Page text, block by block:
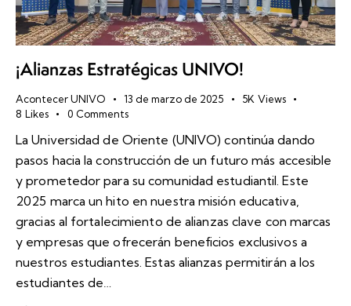
¡Alianzas Estratégicas UNIVO!
Acontecer UNIVO 13 de marzo de 2025 5K Views
8 Likes 0 Comments
La Universidad de Oriente (UNIVO) continúa dando
pasos hacia la construcción de un futuro más accesible
y prometedor para su comunidad estudiantil. Este
2025 marca un hito en nuestra misión educativa,
gracias al fortalecimiento de alianzas clave con marcas
y empresas que ofrecerán beneficios exclusivos a
nuestros estudiantes. Estas alianzas permitirán a los
estudiantes de…